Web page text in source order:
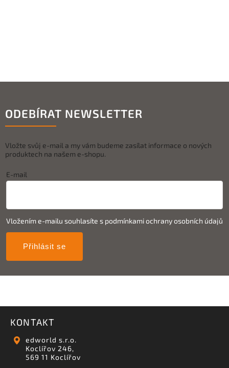
ODEBÍRAT NEWSLETTER
Vložte svůj e-mail a my vám budeme zasílat informace o nových
produktech na našem e-shopu.
E-mail
Vložením e-mailu souhlasíte s podmínkami ochrany osobních údajů
Přihlásit se
KONTAKT
edworld s.r.o.
Koclířov 246,
569 11 Koclířov